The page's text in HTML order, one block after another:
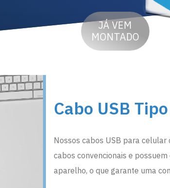
JÁ VEM
MONTADO
Cabo USB
Nossos cabos USB para celular
cabos convencionais e
aparelho, o que garante uma